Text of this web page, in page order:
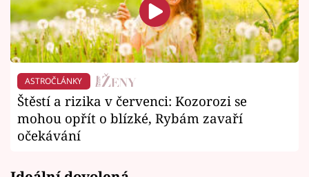
ASTROČLÁNKY
Štěstí a rizika v červenci: Kozorozi se
mohou opřít o blízké, Rybám zavaří
očekávání